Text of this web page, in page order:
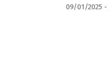
09/01/2025 -